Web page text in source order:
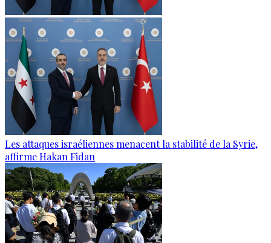
Les attaques israéliennes menacent la stabilité de la Syrie,
affirme Hakan Fidan